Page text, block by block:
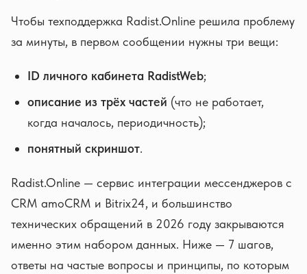
Чтобы техподдержка Radist.Online решила проблему
за минуты, в первом сообщении нужны три вещи:
ID личного кабинета RadistWeb;
описание из трёх частей (что не работает,
когда началось, периодичность);
понятный скриншот.
Radist.Online — сервис интеграции мессенджеров с
CRM amoCRM и Bitrix24, и большинство
технических обращений в 2026 году закрываются
именно этим набором данных. Ниже — 7 шагов,
ответы на частые вопросы и принципы, по которым